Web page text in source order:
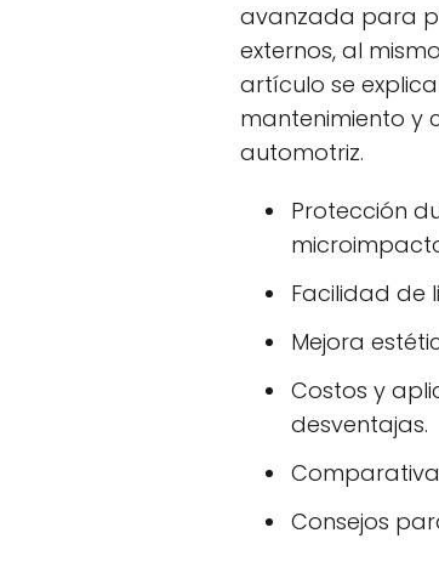
avanzada para
externos, al
artículo se
mantenimiento y
automotriz.
Protección
Facilidad de
Mejora
Costos y
desventajas.
Consejos